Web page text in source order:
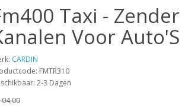
Taxi - Zender
Voor Auto'S
CARDIN
FMTR310
2-3 Dagen